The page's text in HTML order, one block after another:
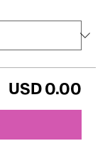
USD 0.00